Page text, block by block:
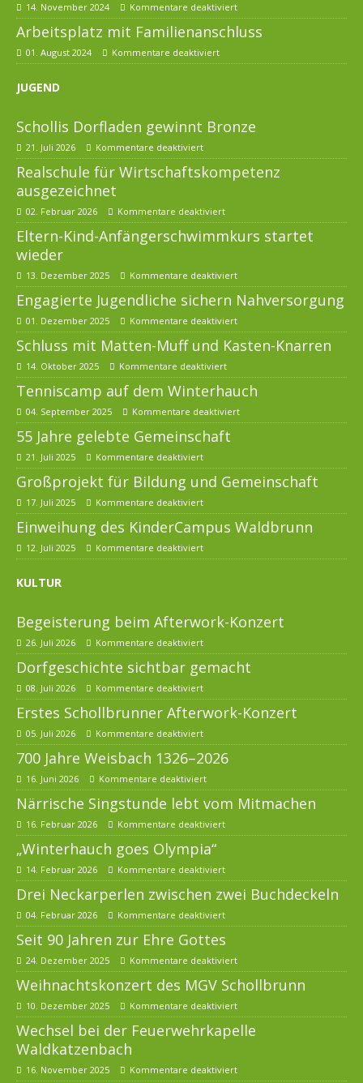
14. November 2024 Kommentare deaktiviert
Arbeitsplatz mit Familienanschluss
01. August 2024 Kommentare deaktiviert
JUGEND
Schollis Dorfladen gewinnt Bronze
21. Juli 2026 Kommentare deaktiviert
Realschule für Wirtschaftskompetenz
ausgezeichnet
02. Februar 2026 Kommentare deaktiviert
Eltern-Kind-Anfängerschwimmkurs startet
wieder
13. Dezember 2025 Kommentare deaktiviert
Engagierte Jugendliche sichern Nahversorgung
01. Dezember 2025 Kommentare deaktiviert
Schluss mit Matten-Muff und Kasten-Knarren
14. Oktober 2025 Kommentare deaktiviert
Tenniscamp auf dem Winterhauch
04. September 2025 Kommentare deaktiviert
55 Jahre gelebte Gemeinschaft
21. Juli 2025 Kommentare deaktiviert
Großprojekt für Bildung und Gemeinschaft
17. Juli 2025 Kommentare deaktiviert
Einweihung des KinderCampus Waldbrunn
12. Juli 2025 Kommentare deaktiviert
KULTUR
Begeisterung beim Afterwork-Konzert
26. Juli 2026 Kommentare deaktiviert
Dorfgeschichte sichtbar gemacht
08. Juli 2026 Kommentare deaktiviert
Erstes Schollbrunner Afterwork-Konzert
05. Juli 2026 Kommentare deaktiviert
700 Jahre Weisbach 1326–2026
16. Juni 2026 Kommentare deaktiviert
Närrische Singstunde lebt vom Mitmachen
16. Februar 2026 Kommentare deaktiviert
„Winterhauch goes Olympia“
14. Februar 2026 Kommentare deaktiviert
Drei Neckarperlen zwischen zwei Buchdeckeln
04. Februar 2026 Kommentare deaktiviert
Seit 90 Jahren zur Ehre Gottes
24. Dezember 2025 Kommentare deaktiviert
Weihnachtskonzert des MGV Schollbrunn
10. Dezember 2025 Kommentare deaktiviert
Wechsel bei der Feuerwehrkapelle
Waldkatzenbach
16. November 2025 Kommentare deaktiviert